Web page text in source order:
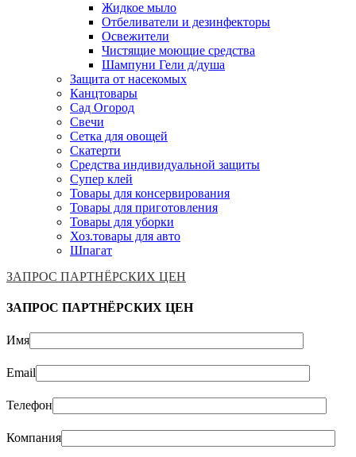
Жидкое мыло
Отбеливатели и дезинфекторы
Освежители
Чистящие моющие средства
Шампуни Гели д/душа
Защита от насекомых
Канцтовары
Сад Огород
Свечи
Сетка для овощей
Скатерти
Средства индивидуальной защиты
Супер клей
Товары для консервирования
Товары для приготовления
Товары для уборки
Хоз.товары для авто
Шпагат
ЗАПРОС ПАРТНЁРСКИХ ЦЕН
ЗАПРОС ПАРТНЁРСКИХ ЦЕН
Имя
Email
Телефон
Компания